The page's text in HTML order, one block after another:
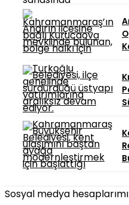
Sosyal medya